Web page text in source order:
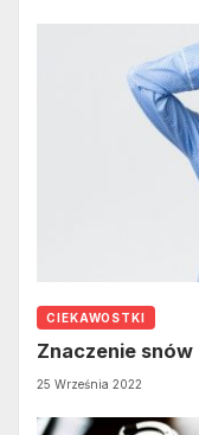
CIEKAWOSTKI
Znaczenie snów
25 Września 2022